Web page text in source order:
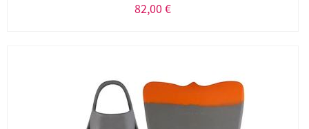
82,00 €